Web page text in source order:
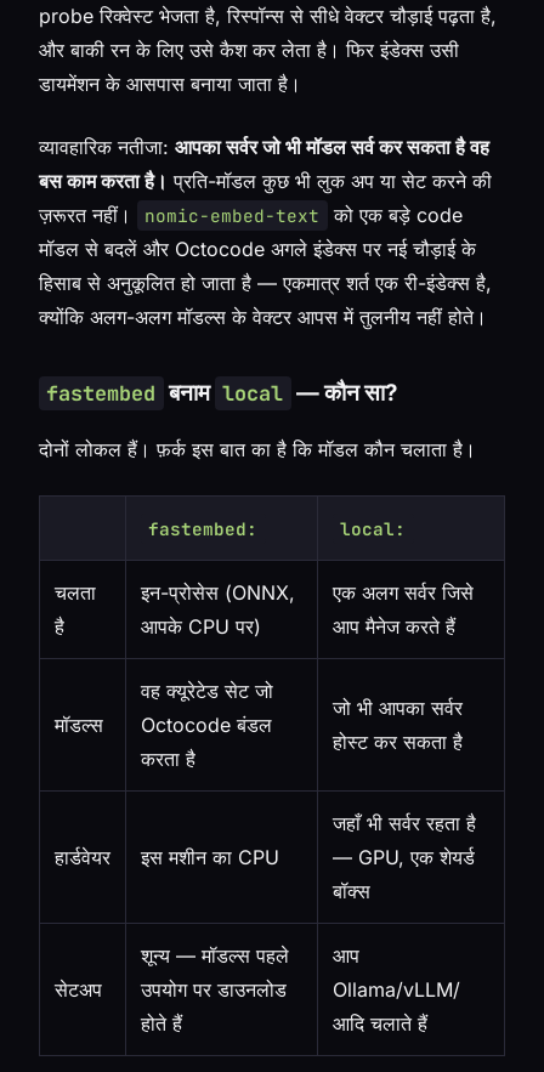
probe रिक्वेस्ट भेजता है, रिस्पॉन्स से सीधे वेक्टर चौड़ाई पढ़ता है,
और बाकी रन के लिए उसे कैश कर लेता है। फिर इंडेक्स उसी
डायमेंशन के आसपास बनाया जाता है।
व्यावहारिक नतीजा: आपका सर्वर जो भी मॉडल सर्व कर सकता है वह
बस काम करता है। प्रति-मॉडल कुछ भी लुक अप या सेट करने की
ज़रूरत नहीं।
nomic-embed-text
को एक बड़े code
मॉडल से बदलें और Octocode अगले इंडेक्स पर नई चौड़ाई के
हिसाब से अनुकूलित हो जाता है — एकमात्र शर्त एक री-इंडेक्स है,
क्योंकि अलग-अलग मॉडल्स के वेक्टर आपस में तुलनीय नहीं होते।
fastembed बनाम local — कौन सा?
दोनों लोकल हैं। फ़र्क इस बात का है कि मॉडल कौन चलाता है।
fastembed: local:
चलता
है
इन-प्रोसेस (ONNX,
आपके CPU पर)
एक अलग सर्वर जिसे
आप मैनेज करते हैं
मॉडल्स
वह क्यूरेटेड सेट जो
Octocode बंडल
करता है
जो भी आपका सर्वर
होस्ट कर सकता है
हार्डवेयर इस मशीन का CPU
जहाँ भी सर्वर रहता है
— GPU, एक शेयर्ड
बॉक्स
सेटअप
शून्य — मॉडल्स पहले
उपयोग पर डाउनलोड
होते हैं
आप
Ollama/vLLM/
आदि चलाते हैं